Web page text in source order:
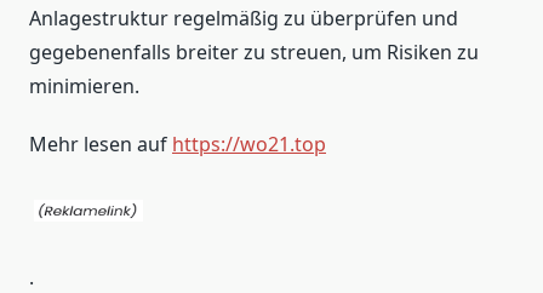
Anlagestruktur regelmäßig zu überprüfen und
gegebenenfalls breiter zu streuen, um Risiken zu
minimieren.
Mehr lesen auf https://wo21.top
.